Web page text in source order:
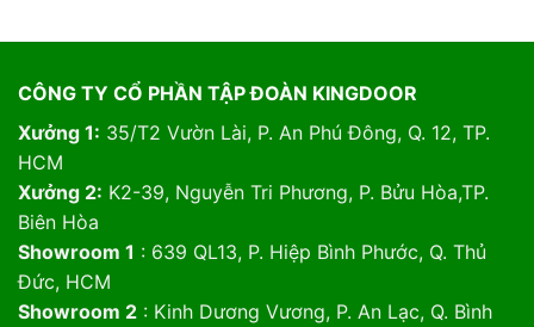
CÔNG TY CỔ PHẦN TẬP ĐOÀN KINGDOOR
Xưởng 1: 35/T2 Vườn Lài, P. An Phú Đông, Q. 12, TP.
HCM
Xưởng 2: K2-39, Nguyễn Tri Phương, P. Bửu Hòa,TP.
Biên Hòa
Showroom 1 : 639 QL13, P. Hiệp Bình Phước, Q. Thủ
Đức, HCM
Showroom 2: Kinh Dương Vương, P. An Lạc, Q. Bình